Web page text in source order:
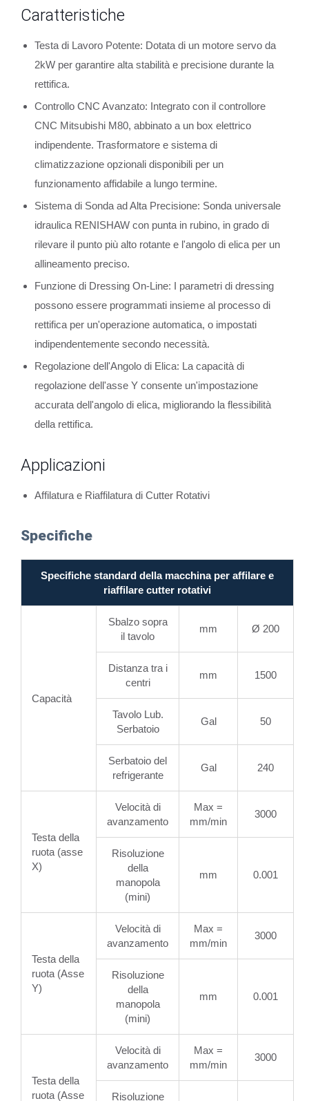
Caratteristiche
Testa di Lavoro Potente: Dotata di un motore servo da
2kW per garantire alta stabilità e precisione durante la
rettifica.
Controllo CNC Avanzato: Integrato con il controllore
CNC Mitsubishi M80, abbinato a un box elettrico
indipendente. Trasformatore e sistema di
climatizzazione opzionali disponibili per un
funzionamento affidabile a lungo termine.
Sistema di Sonda ad Alta Precisione: Sonda universale
idraulica RENISHAW con punta in rubino, in grado di
rilevare il punto più alto rotante e l'angolo di elica per un
allineamento preciso.
Funzione di Dressing On-Line: I parametri di dressing
possono essere programmati insieme al processo di
rettifica per un'operazione automatica, o impostati
indipendentemente secondo necessità.
Regolazione dell'Angolo di Elica: La capacità di
regolazione dell'asse Y consente un'impostazione
accurata dell'angolo di elica, migliorando la flessibilità
della rettifica.
Applicazioni
Affilatura e Riaffilatura di Cutter Rotativi
Specifiche
Specifiche standard della macchina per affilare e
riaffilare cutter rotativi
Capacità
Sbalzo sopra
il tavolo
mm Ø 200
Distanza tra i
centri
mm 1500
Tavolo Lub.
Serbatoio
Gal 50
Serbatoio del
refrigerante
Gal 240
Testa della
ruota (asse
X)
Velocità di
avanzamento
Max =
mm/min
3000
Risoluzione
della
manopola
(mini)
mm 0.001
Testa della
ruota (Asse
Y)
Velocità di
avanzamento
Max =
mm/min
3000
Risoluzione
della
manopola
(mini)
mm 0.001
Testa della
ruota (Asse
Velocità di
avanzamento
Max =
mm/min
3000
Risoluzione